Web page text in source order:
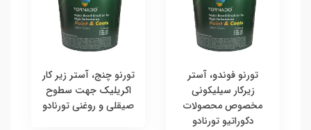
تورنو فوندو، آستر
زیرکار سیلیکونی
مخصوص محصولات
دکوراتیو تورنادو
تورنو چنج، آستر زیر کار
اکریلیک جهت سطوح
صیقلی و روغنی تورنادو